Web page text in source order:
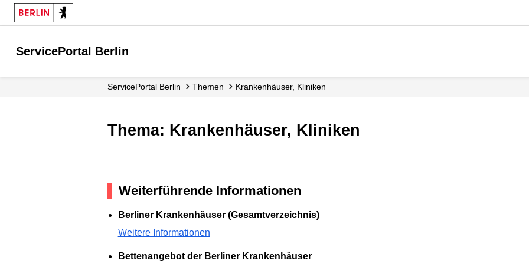
ServicePortal Berlin
ServicePortal Berlin Themen Krankenhäuser, Kliniken
Thema: Krankenhäuser, Kliniken
Weiterführende Informationen
Berliner Krankenhäuser (Gesamtverzeichnis)
Weitere Informationen
Bettenangebot der Berliner Krankenhäuser